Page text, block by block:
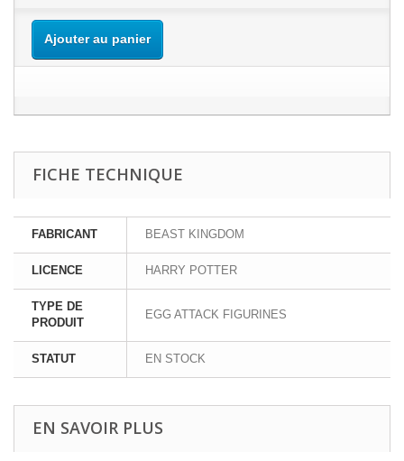
Ajouter au panier
FICHE TECHNIQUE
FABRICANT BEAST KINGDOM
LICENCE HARRY POTTER
TYPE DE
PRODUIT
EGG ATTACK FIGURINES
STATUT EN STOCK
EN SAVOIR PLUS